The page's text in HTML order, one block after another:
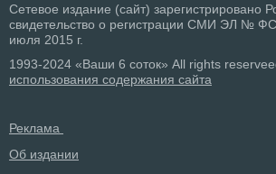
Сетевое издание (сайт) зарегистрировано
свидетельство о регистрации СМИ ЭЛ №
июля 2015 г.
1993-2024 «Ваши 6 соток» All rights
использования содержания сайта
Реклама
Об издании